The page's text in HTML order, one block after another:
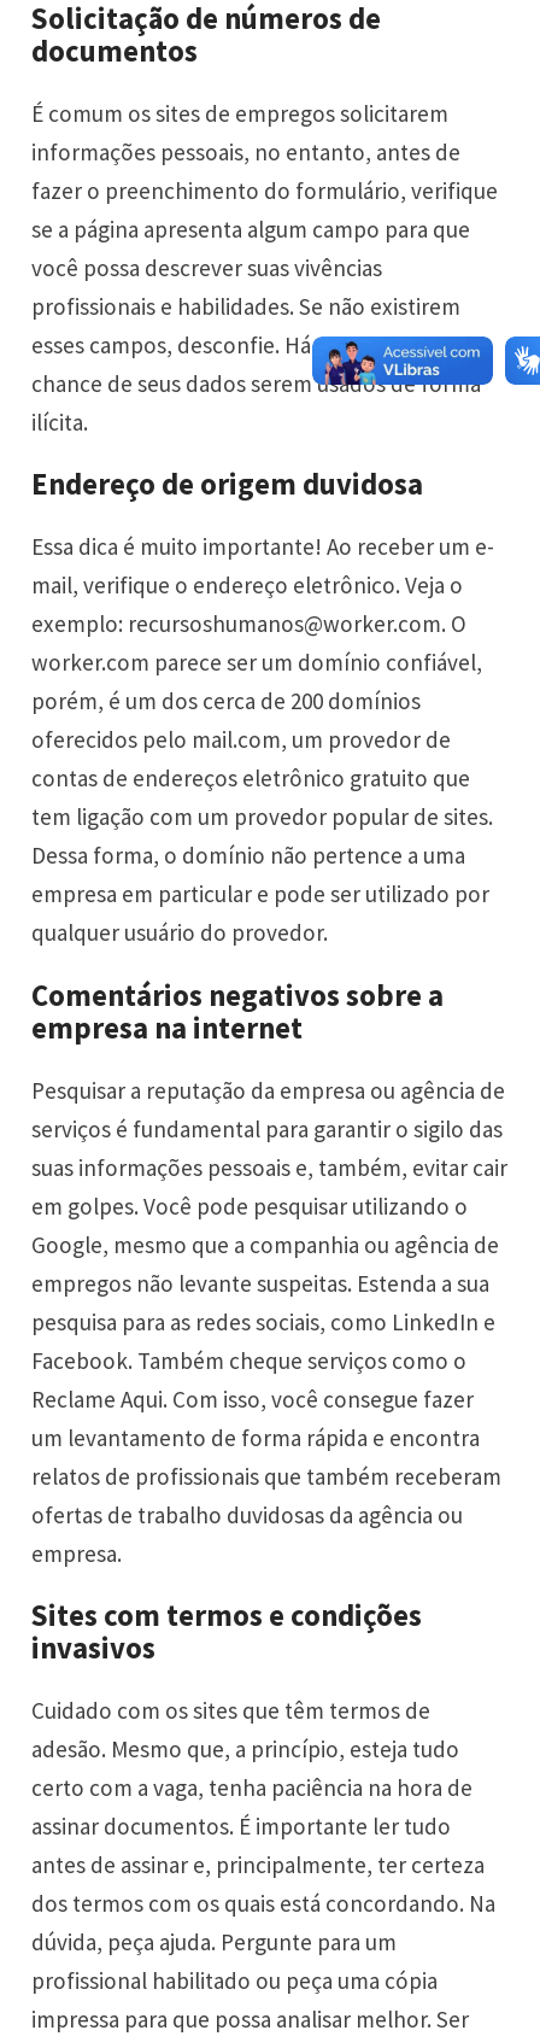
Solicitação de números de
documentos
É comum os sites de empregos solicitarem
informações pessoais, no entanto, antes de
fazer o preenchimento do formulário, verifique
se a página apresenta algum campo para que
você possa descrever suas vivências
profissionais e habilidades. Se não existirem
esses campos, desconfie. Há uma grande
chance de seus dados serem usados de forma
ilícita.
Endereço de origem duvidosa
Essa dica é muito importante! Ao receber um e-
mail, verifique o endereço eletrônico. Veja o
exemplo: recursoshumanos@worker.com. O
worker.com parece ser um domínio confiável,
porém, é um dos cerca de 200 domínios
oferecidos pelo mail.com, um provedor de
contas de endereços eletrônico gratuito que
tem ligação com um provedor popular de sites.
Dessa forma, o domínio não pertence a uma
empresa em particular e pode ser utilizado por
qualquer usuário do provedor.
Comentários negativos sobre a
empresa na internet
Pesquisar a reputação da empresa ou agência de
serviços é fundamental para garantir o sigilo das
suas informações pessoais e, também, evitar cair
em golpes. Você pode pesquisar utilizando o
Google, mesmo que a companhia ou agência de
empregos não levante suspeitas. Estenda a sua
pesquisa para as redes sociais, como LinkedIn e
Facebook. Também cheque serviços como o
Reclame Aqui. Com isso, você consegue fazer
um levantamento de forma rápida e encontra
relatos de profissionais que também receberam
ofertas de trabalho duvidosas da agência ou
empresa.
Sites com termos e condições
invasivos
Cuidado com os sites que têm termos de
adesão. Mesmo que, a princípio, esteja tudo
certo com a vaga, tenha paciência na hora de
assinar documentos. É importante ler tudo
antes de assinar e, principalmente, ter certeza
dos termos com os quais está concordando. Na
dúvida, peça ajuda. Pergunte para um
profissional habilitado ou peça uma cópia
impressa para que possa analisar melhor. Ser